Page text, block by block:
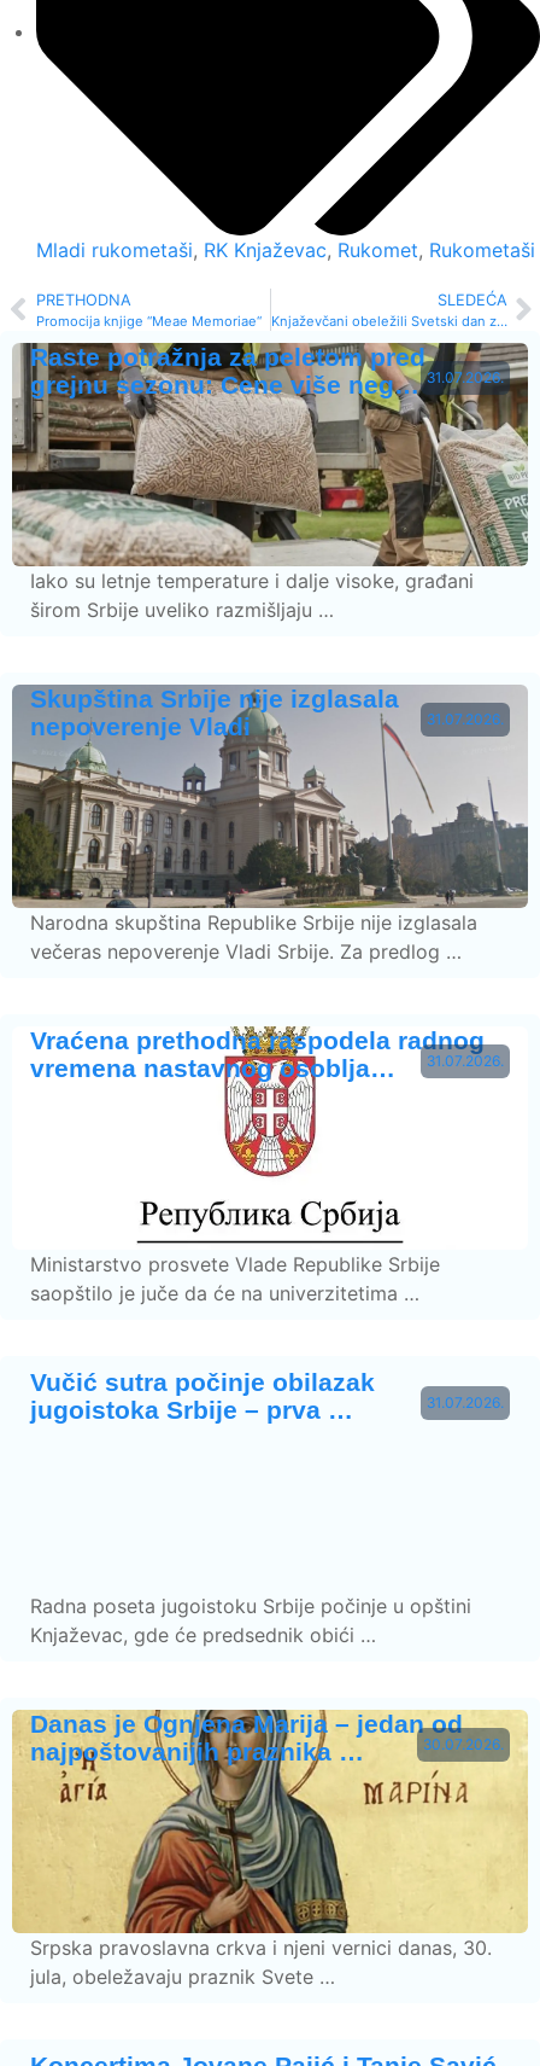
Mladi rukometaši, RK Knjaževac, Rukomet, Rukometaši
PRETHODNA
Promocija knjige “Meae Memoriae“
SLEDEĆA
Knjaževčani obeležili Svetski dan zdravlja
31.07.2026.
Raste potražnja za peletom pred
grejnu sezonu: Cene više neg…
Iako su letnje temperature i dalje visoke, građani
širom Srbije uveliko razmišljaju …
31.07.2026.
Skupština Srbije nije izglasala
nepoverenje Vladi
Narodna skupština Republike Srbije nije izglasala
večeras nepoverenje Vladi Srbije. Za predlog …
31.07.2026.
Vraćena prethodna raspodela radnog
vremena nastavnog osoblja…
Ministarstvo prosvete Vlade Republike Srbije
saopštilo je juče da će na univerzitetima …
31.07.2026.
Vučić sutra počinje obilazak
jugoistoka Srbije – prva …
Radna poseta jugoistoku Srbije počinje u opštini
Knjaževac, gde će predsednik obići …
30.07.2026.
Danas je Ognjena Marija – jedan od
najpoštovanijih praznika …
Srpska pravoslavna crkva i njeni vernici danas, 30.
jula, obeležavaju praznik Svete …